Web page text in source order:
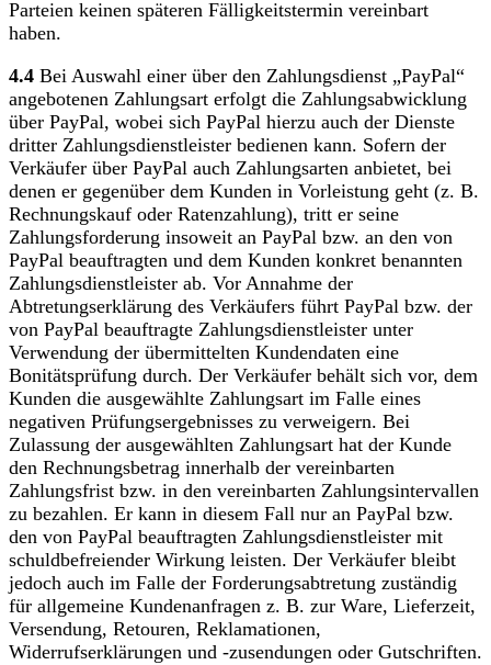
Parteien keinen späteren Fälligkeitstermin vereinbart
haben.
4.4 Bei Auswahl einer über den Zahlungsdienst „PayPal“
angebotenen Zahlungsart erfolgt die Zahlungsabwicklung
über PayPal, wobei sich PayPal hierzu auch der Dienste
dritter Zahlungsdienstleister bedienen kann. Sofern der
Verkäufer über PayPal auch Zahlungsarten anbietet, bei
denen er gegenüber dem Kunden in Vorleistung geht (z. B.
Rechnungskauf oder Ratenzahlung), tritt er seine
Zahlungsforderung insoweit an PayPal bzw. an den von
PayPal beauftragten und dem Kunden konkret benannten
Zahlungsdienstleister ab. Vor Annahme der
Abtretungserklärung des Verkäufers führt PayPal bzw. der
von PayPal beauftragte Zahlungsdienstleister unter
Verwendung der übermittelten Kundendaten eine
Bonitätsprüfung durch. Der Verkäufer behält sich vor, dem
Kunden die ausgewählte Zahlungsart im Falle eines
negativen Prüfungsergebnisses zu verweigern. Bei
Zulassung der ausgewählten Zahlungsart hat der Kunde
den Rechnungsbetrag innerhalb der vereinbarten
Zahlungsfrist bzw. in den vereinbarten Zahlungsintervallen
zu bezahlen. Er kann in diesem Fall nur an PayPal bzw.
den von PayPal beauftragten Zahlungsdienstleister mit
schuldbefreiender Wirkung leisten. Der Verkäufer bleibt
jedoch auch im Falle der Forderungsabtretung zuständig
für allgemeine Kundenanfragen z. B. zur Ware, Lieferzeit,
Versendung, Retouren, Reklamationen,
Widerrufserklärungen und -zusendungen oder Gutschriften.